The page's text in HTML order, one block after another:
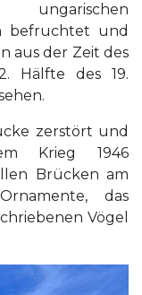
befruchtet und
aus der Zeit des
Hälfte des 19.
zerstört und
Krieg 1946
Brücken am
das
Vögel